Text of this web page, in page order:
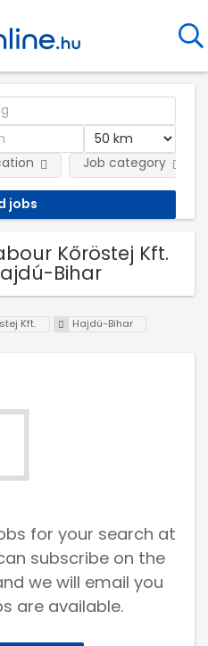
Job category
Kőröstej Kft.
Bihar
Kft. Hajdú-Bihar
for your search at
subscribe on the
we will email you
are available.